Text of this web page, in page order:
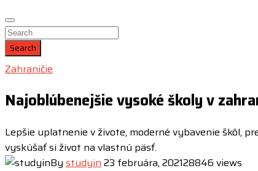
Search
Zahraničie
Najoblúbenejšie vysoké školy v
Lepšie uplatnenie v živote, moderné vybavenie škôl,
vyskúšať si život na vlastnú päsť.
By studyin 23 februára, 202128846 views